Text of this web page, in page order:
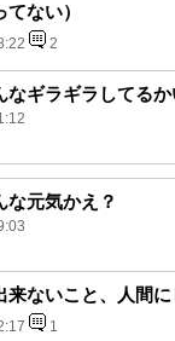
ない）
2
なギラギラしてるか
な元気かえ？
来ないこと、人間
1